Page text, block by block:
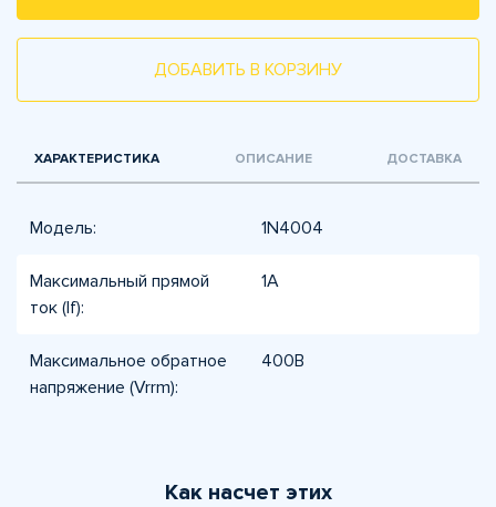
ДОБАВИТЬ В КОРЗИНУ
ХАРАКТЕРИСТИКА ОПИСАНИЕ ДОСТАВКА
Модель: 1N4004
Максимальный прямой
ток (If):
1А
Максимальное обратное
напряжение (Vrrm):
400В
Как насчет этих